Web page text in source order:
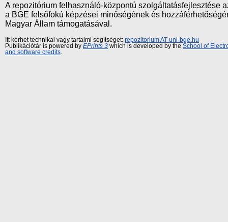
A repozitórium felhasználó-központú szolgáltatásfejlesztése
a BGE felsőfokú képzései minőségének és
Magyar Állam támogatásával.
Itt kérhet technikai vagy tartalmi segítséget: repozitorium AT uni-bge.hu
Publikációtár is powered by EPrints 3 which is developed by the School of
and software credits